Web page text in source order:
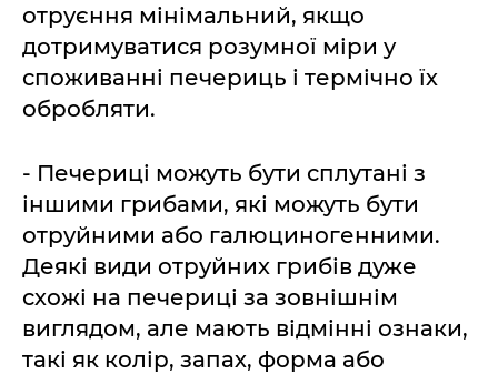
отруєння мінімальний, якщо
дотримуватися розумної міри у
споживанні печериць і термічно їх
обробляти.
- Печериці можуть бути сплутані з
іншими грибами, які можуть бути
отруйними або галюциногенними.
Деякі види отруйних грибів дуже
схожі на печериці за зовнішнім
виглядом, але мають відмінні ознаки,
такі як колір, запах, форма або